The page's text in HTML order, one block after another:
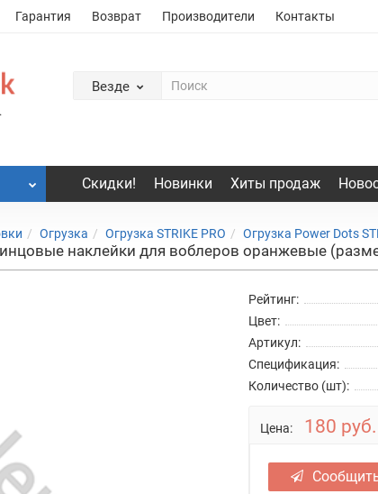
Гарантия Возврат Производители Контакты
Везде
Скидки! Новинки Хиты продаж
Огрузка Огрузка STRIKE PRO Огрузка Power Dots
наклейки для воблеров оранжевые
Рейтинг:
Цвет:
Артикул:
Спецификация:
Количество (шт):
Цена: 180 руб.